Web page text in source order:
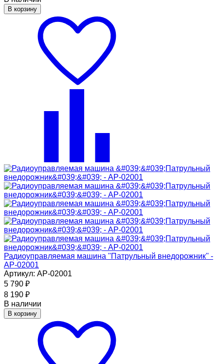
В корзину
Радиоуправляемая машина ''Патрульный внедорожник'' -
АР-02001
Артикул: АР-02001
5 790 ₽
8 190 ₽
В наличии
В корзину